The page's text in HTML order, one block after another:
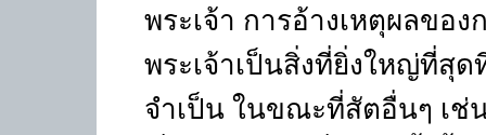
พระเจ้า การอ้างเหตุผลขอ
พระเจ้าเป็นสิ่งที่ยิ่งใหญ่ที่สุ
จำเป็น ในขณะที่สัตอื่นๆ เช่